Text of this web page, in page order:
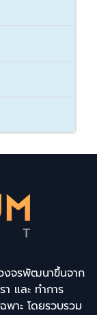
งจรพัฒนาขึ้นจาก
และ ทำการ
พาะ โดยรวบรวม